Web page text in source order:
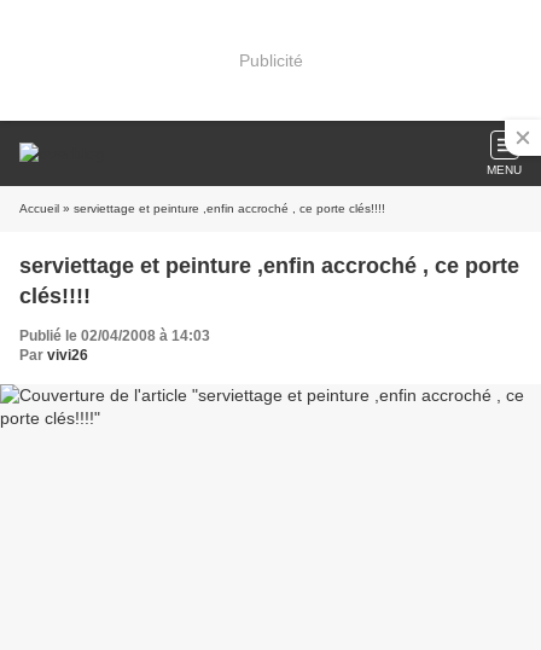
Publicité
MENU
Accueil » serviettage et peinture ,enfin accroché , ce porte clés!!!!
serviettage et peinture ,enfin accroché , ce porte
clés!!!!
Publié le 02/04/2008 à 14:03
Par vivi26